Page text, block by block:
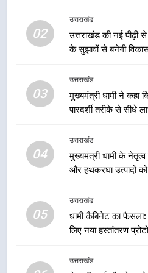
02
उत्तराखंड
उत्तराखंड की नई पीढ़ी
के सुझावों से बनेगी
03
उत्तराखंड
मुख्यमंत्री धामी ने कहा
पारदर्शी तरीके से सीधे
लाभ मिल रहा है
04
उत्तराखंड
मुख्यमंत्री धामी के
और हथकरघा उत्पादों को
05
उत्तराखंड
धामी कैबिनेट का
लिए नया हस्तांतरण
उत्तराखंड
विकास की
उत्तराखंड
मुख्यमंत्री
समयबद्ध
योजनाओं
4
मुख्यमंत्री